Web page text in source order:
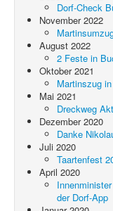
Dorf-Check
November 2022
August 2022
2 Feste in
Oktober 2021
Martinszug
Mai 2021
Dreckweg
Dezember 2020
Danke
Juli 2020
Taartenfest
April 2020
der Dorf-App